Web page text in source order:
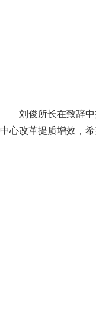
刘俊所长在致辞
中心改革提质增效，